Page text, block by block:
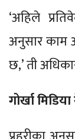
‘अहिले
अनुसार काम
छ,’ ती
गोर्खा